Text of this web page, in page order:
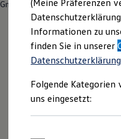
E-Auto-
Volkswagen
Die ENERGY
Junge
Reifenpakete
Leasing
Leasing-
GmbH & Co. KG( Impressum &
(Meine Präferenzen
Informationen zu
finden Sie in unserer
Datenschutzerklärung
Folgende Kategorien
uns eingesetzt: